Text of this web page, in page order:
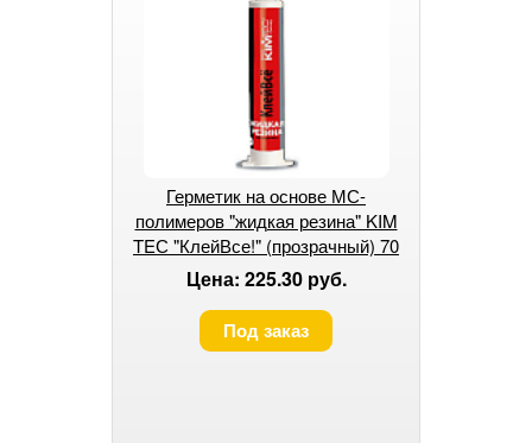
Герметик на основе МС-
полимеров "жидкая резина" KIM
TEС "КлейВсе!" (прозрачный) 70
мл.
Цена: 225.30 руб.
Под заказ